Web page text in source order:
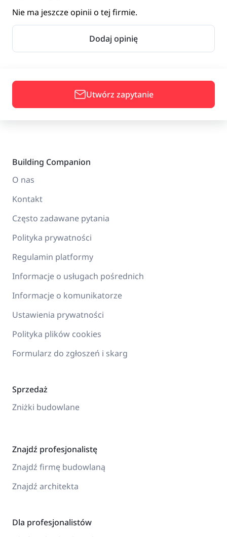
Nie ma jeszcze opinii o tej firmie.
Dodaj opinię
Utwórz zapytanie
Building Companion
O nas
Kontakt
Często zadawane pytania
Polityka prywatności
Regulamin platformy
Informacje o usługach pośrednich
Informacje o komunikatorze
Ustawienia prywatności
Polityka plików cookies
Formularz do zgłoszeń i skarg
Sprzedaż
Zniżki budowlane
Znajdź profesjonalistę
Znajdź firmę budowlaną
Znajdź architekta
Dla profesjonalistów